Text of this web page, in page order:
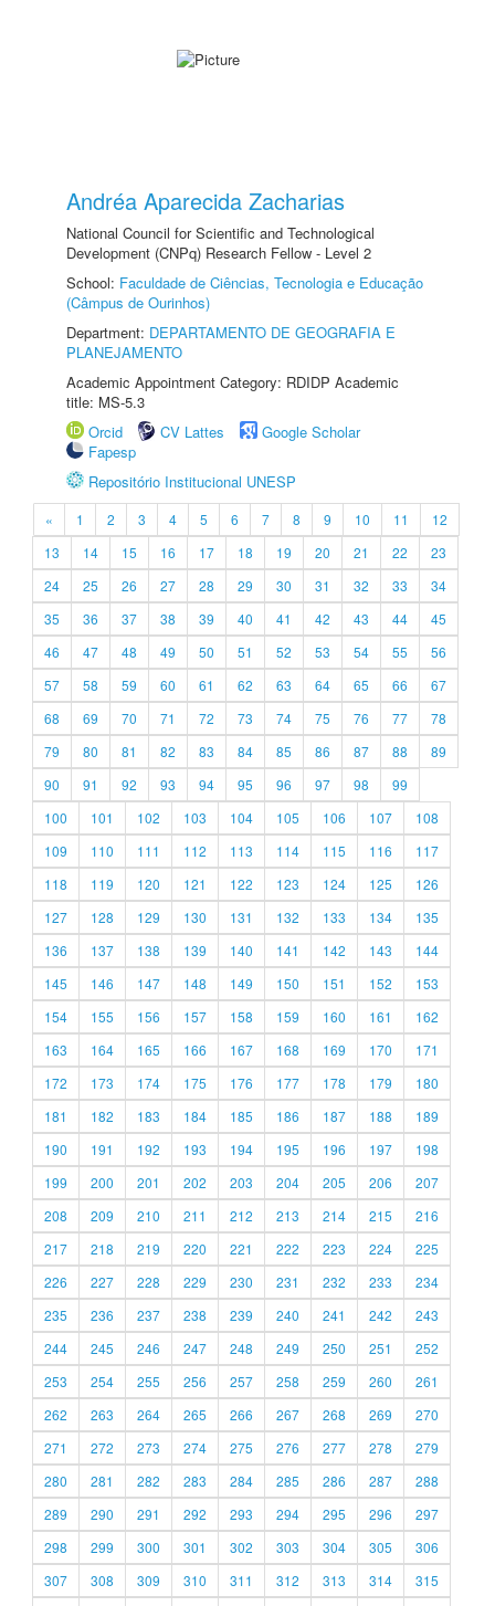
Andréa Aparecida Zacharias
National Council for Scientific and Technological
Development (CNPq) Research Fellow - Level 2
School: Faculdade de Ciências, Tecnologia e Educação
(Câmpus de Ourinhos)
Department: DEPARTAMENTO DE GEOGRAFIA E
PLANEJAMENTO
Academic Appointment Category: RDIDP Academic
title: MS-5.3
Orcid
CV Lattes
Google Scholar
Fapesp
Repositório Institucional UNESP
« 1 2 3 4 5 6 7 8 9 10 11
12
13
14 15 16 17 18 19 20 21 22
23
24
25 26 27 28 29 30 31 32 33
34
35
36 37 38 39 40 41 42 43 44
45
46
47 48 49 50 51 52 53 54 55
56
57
58 59 60 61 62 63 64 65 66
67
68
69 70 71 72 73 74 75 76 77
78
79
80 81 82 83 84 85 86 87 88
89
90
91 92 93 94 95 96 97 98
99
100
101 102 103 104 105 106 107
108
109
110 111 112 113 114 115 116
117
118
119 120 121 122 123 124 125
126
127
128 129 130 131 132 133 134
135
136
137 138 139 140 141 142 143
144
145
146 147 148 149 150 151 152
153
154
155 156 157 158 159 160 161
162
163
164 165 166 167 168 169 170
171
172
173 174 175 176 177 178 179
180
181
182 183 184 185 186 187 188
189
190
191 192 193 194 195 196 197
198
199
200 201 202 203 204 205 206
207
208
209 210 211 212 213 214 215
216
217
218 219 220 221 222 223 224
225
226
227 228 229 230 231 232 233
234
235
236 237 238 239 240 241 242
243
244
245 246 247 248 249 250 251
252
253
254 255 256 257 258 259 260
261
262
263 264 265 266 267 268 269
270
271
272 273 274 275 276 277 278
279
280
281 282 283 284 285 286 287
288
289
290 291 292 293 294 295 296
297
298
299 300 301 302 303 304 305
306
307
308 309 310 311 312 313 314
315